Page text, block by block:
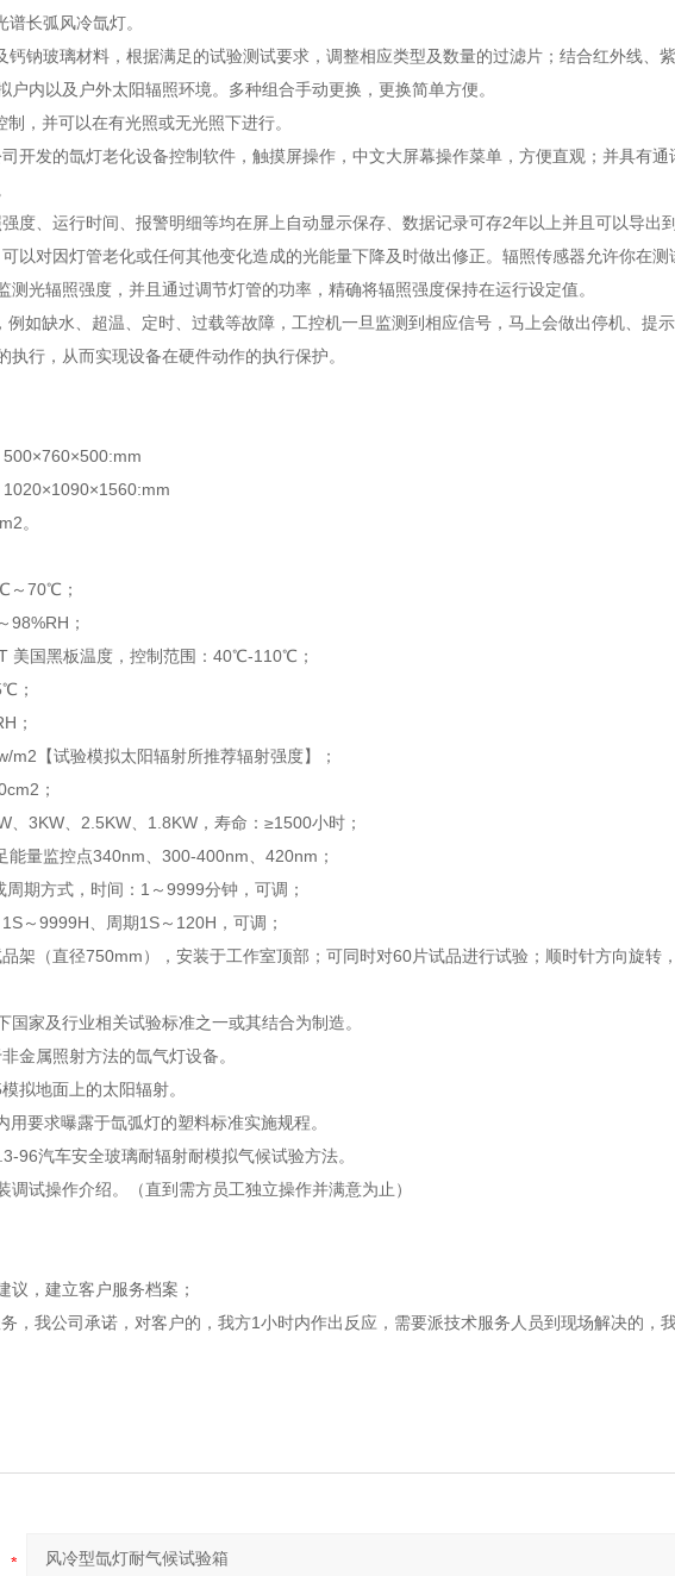
长弧风冷氙灯。
钙钠玻璃材料，根据满足的试验测试要求，调整相应类型及数量的过滤片；结合红外线、
户内以及户外太阳辐照环境。多种组合手动更换，更换简单方便。
，并可以在有光照或无光照下进行。
开发的氙灯老化设备控制软件，触摸屏操作，中文大屏幕操作菜单，方便直观；并具有
度、运行时间、报警明细等均在屏上自动显示保存、数据记录可存2年以上并且可以导出到
以对因灯管老化或任何其他变化造成的光能量下降及时做出修正。辐照传感器允许你在
测光辐照强度，并且通过调节灯管的功率，精确将辐照强度保持在运行设定值。
例如缺水、超温、定时、过载等故障，工控机一旦监测到相应信号，马上会做出停机、提
执行，从而实现设备在硬件动作的执行保护。
。
～70℃；
98%RH；
美国黑板温度，控制范围：40℃-110℃；
；
；
m2【试验模拟太阳辐射所推荐辐射强度】；
；
、3KW、2.5KW、1.8KW，寿命：≥1500小时；
能量监控点340nm、300-400nm、420nm；
期方式，时间：1～9999分钟，可调；
～9999H、周期1S～120H，可调；
架（直径750mm），安装于工作室顶部；可同时对60片试品进行试验；顺时针方向旋转
国家及行业相关试验标准之一或其结合为制造。
金属照射方法的氙气灯设备。
拟地面上的太阳辐射。
要求曝露于氙弧灯的塑料标准实施规程。
96汽车安全玻璃耐辐射耐模拟气候试验方法。
调试操作介绍。（直到需方员工独立操作并满意为止）
议，建立客户服务档案；
，我公司承诺，对客户的，我方1小时内作出反应，需要派技术服务人员到现场解决的，